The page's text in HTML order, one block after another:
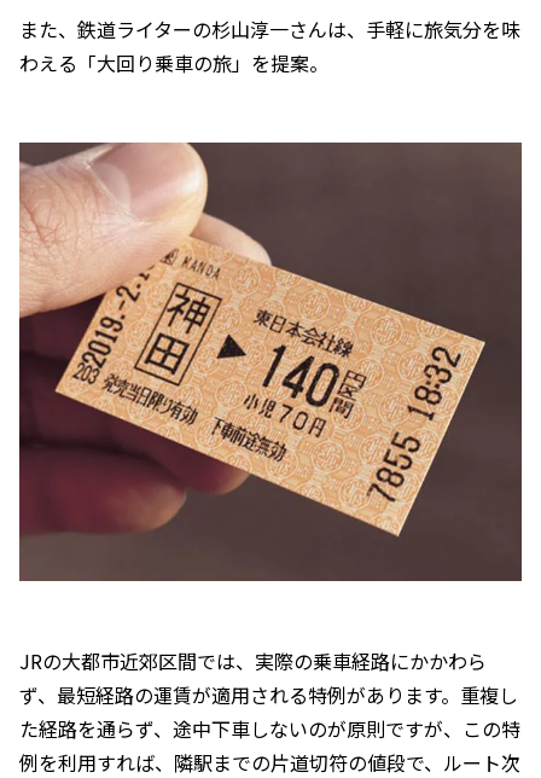
また、鉄道ライターの杉山淳一さんは、手軽に旅気分を味
わえる「大回り乗車の旅」を提案。
JRの大都市近郊区間では、実際の乗車経路にかかわら
ず、最短経路の運賃が適用される特例があります。重複し
た経路を通らず、途中下車しないのが原則ですが、この特
例を利用すれば、隣駅までの片道切符の値段で、ルート次